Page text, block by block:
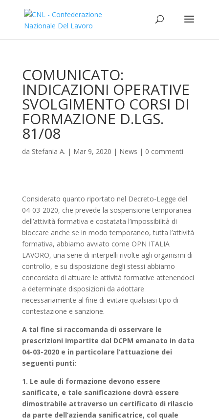
COMUNICATO:
INDICAZIONI OPERATIVE
SVOLGIMENTO CORSI DI
FORMAZIONE D.LGS.
81/08
da Stefania A. | Mar 9, 2020 | News | 0 commenti
Considerato quanto riportato nel Decreto-Legge del
04-03-2020, che prevede la sospensione temporanea
dell’attività formativa e costatata l’impossibilità di
bloccare anche se in modo temporaneo, tutta l’attività
formativa, abbiamo avviato come OPN ITALIA
LAVORO, una serie di interpelli rivolte agli organismi di
controllo, e su disposizione degli stessi abbiamo
concordato di attuare le attività formative attenendoci
a determinate disposizioni da adottare
necessariamente al fine di evitare qualsiasi tipo di
contestazione e sanzione.
A tal fine si raccomanda di osservare le
prescrizioni impartite dal DCPM emanato in data
04-03-2020 e in particolare l’attuazione dei
seguenti punti:
1. Le aule di formazione devono essere
sanificate, e tale sanificazione dovrà essere
dimostrabile attraverso un certificato di rilascio
da parte dell’azienda sanificatrice, col quale